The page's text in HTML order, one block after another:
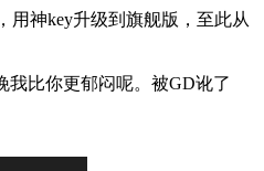
用神key升级到旗舰版，至此从
我比你更郁闷呢。被GD讹了